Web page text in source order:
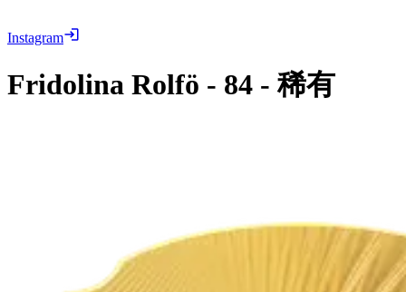
Instagram
Fridolina Rolfö - 84 - 稀有